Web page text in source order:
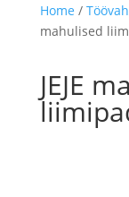
Home /
mahulised
JEJE